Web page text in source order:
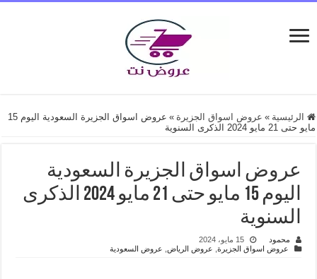
الرئيسية » عروض اسواق الجزيرة »
عروض اسواق الجزيرة السعودية اليوم 15
مايو حتى 21 مايو 2024 الذكرى السنوية
عروض اسواق الجزيرة السعودية
اليوم 15 مايو حتى 21 مايو 2024 الذكرى
السنوية
محمود
15 مايو، 2024
عروض اسواق الجزيرة, عروض الرياض, عروض السعودية